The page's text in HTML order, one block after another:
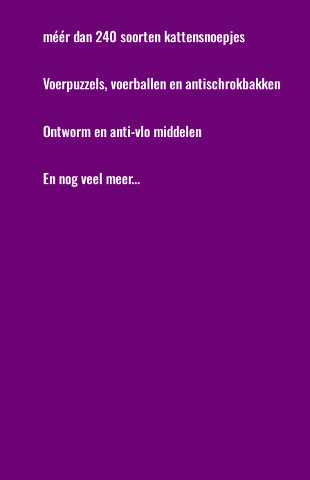
méér dan 240 soorten kattensnoepjes
Voerpuzzels, voerballen en antischrokbakken
Ontworm en anti-vlo middelen
En nog veel meer...